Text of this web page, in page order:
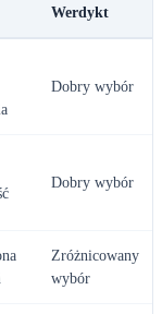
Werdykt
Dobry wybór
Dobry wybór
Zróżnicowany
wybór